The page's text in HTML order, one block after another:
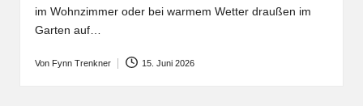
im Wohnzimmer oder bei warmem Wetter draußen im
Garten auf…
Posted
Von Fynn Trenkner 15. Juni 2026